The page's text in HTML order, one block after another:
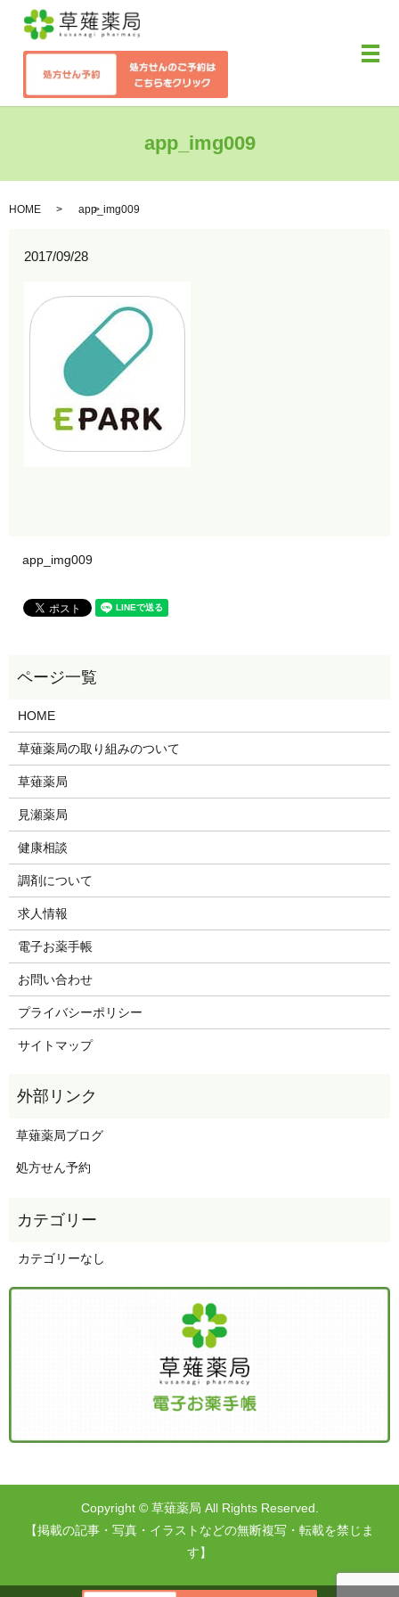
メ
app_img009
HOME app_img009
2017/09/28
app_img009
HOME
草薙薬局の取り組みのついて
草薙薬局
見瀬薬局
健康相談
調剤について
求人情報
電子お薬手帳
お問い合わせ
プライバシーポリシー
サイトマップ
草薙薬局ブログ
処方せん予約
カテゴリーなし
Copyright © 草薙薬局 All Rights Reserved.
【掲載の記事・写真・イラストなどの無断複写・転載を禁じま
す】